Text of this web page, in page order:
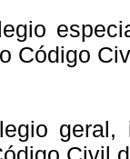
Código